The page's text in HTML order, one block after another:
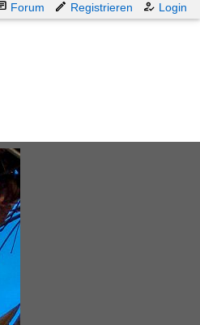
Forum Registrieren Login